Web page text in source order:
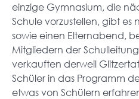
einzige Gymnasium, die
Schule vorzustellen, gibt
sowie einen Elternabend,
Mitgliedern der
verkauften derweil
Schüler in das Programm
etwas von Schülern